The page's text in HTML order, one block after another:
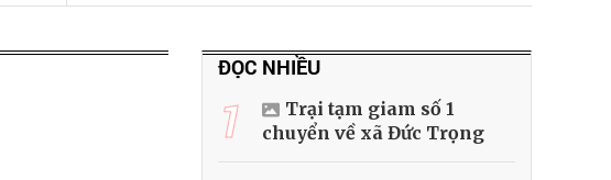
ĐỌC NHIỀU
1
Trại tạm giam số 1
chuyển về xã Đức Trọng